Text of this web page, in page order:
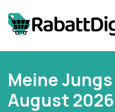
Meine
August 2026